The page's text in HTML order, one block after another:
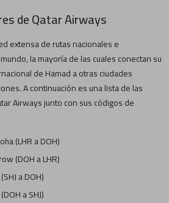
de Qatar Airways
extensa de rutas nacionales e
la mayoría de las cuales conectan su
de Hamad a otras ciudades
A continuación es una lista de las
Airways junto con sus códigos de
(LHR a DOH)
(DOH a LHR)
a DOH)
a SHJ)